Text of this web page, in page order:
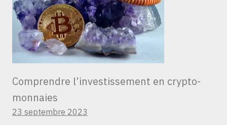
Comprendre l’investissement en crypto-
monnaies
23 septembre 2023